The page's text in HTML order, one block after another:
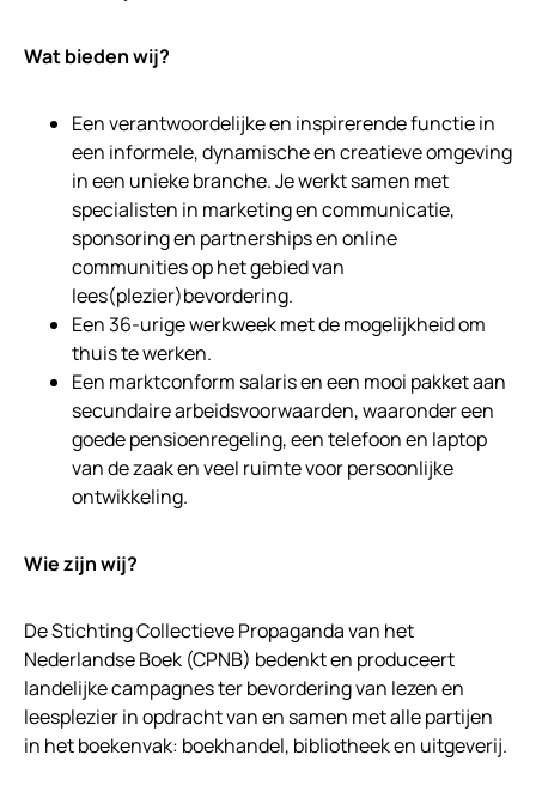
Wat bieden wij?
Een verantwoordelijke en inspirerende functie in
een informele, dynamische en creatieve omgeving
in een unieke branche. Je werkt samen met
specialisten in marketing en communicatie,
sponsoring en partnerships en online
communities op het gebied van
lees(plezier)bevordering.
Een 36-urige werkweek met de mogelijkheid om
thuis te werken.
Een marktconform salaris en een mooi pakket aan
secundaire arbeidsvoorwaarden, waaronder een
goede pensioenregeling, een telefoon en laptop
van de zaak en veel ruimte voor persoonlijke
ontwikkeling.
Wie zijn wij?
De Stichting Collectieve Propaganda van het
Nederlandse Boek (CPNB) bedenkt en produceert
landelijke campagnes ter bevordering van lezen en
leesplezier in opdracht van en samen met alle partijen
in het boekenvak: boekhandel, bibliotheek en uitgeverij.